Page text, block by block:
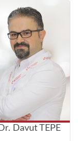
Davut TEPE